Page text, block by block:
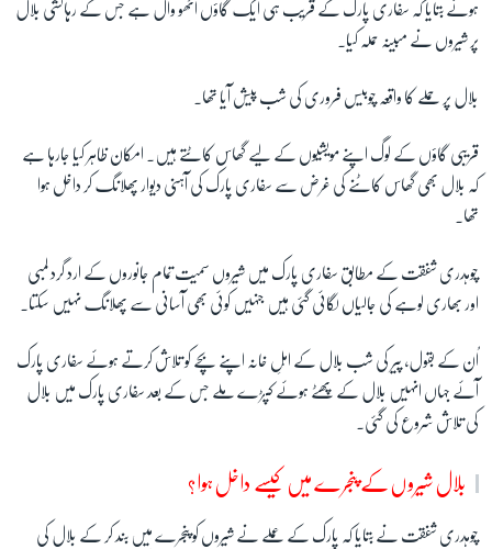
ہوئے بتایا کہ سفاری پارک کے قریب ہی ایک گاؤں اَٹھو وال ہے جس کے رہائشی بلال
پر شیروں نے مبینہ حملہ کیا۔
بلال پر حملے کا واقعہ چوبیس فروری کی شب پیش آیا تھا۔
قریبی گاؤں کے لوگ اپنے مویشیوں کے لیے گھاس کاٹتے ہیں۔ امکان ظاہر کیا جارہا ہے
کہ بلال بھی گھاس کاٹنے کی غرض سے سفاری پارک کی آہنی دیوار پھلانگ کر داخل ہوا
تھا۔
چوہدری شفقت کے مطابق سفاری پارک میں شیروں سمیت تمام جانوروں کے ارد گرد لمبی
اور بھاری لوہے کی جالیاں لگائی گئی ہیں جنہیں کوئی بھی آسانی سے پھلانگ نہیں سکتا۔
اُن کے بقول، پیر کی شب بلال کے اہلِ خانہ اپنے بچے کو تلاش کرتے ہوئے سفاری پارک
آئے جہاں انہیں بلال کے پھٹے ہوئے کپڑے ملے جس کے بعد سفاری پارک میں بلال
کی تلاش شروع کی گئی۔
بلال شیروں کے پنجرے میں کیسے داخل ہوا؟
چوہدری شفقت نے بتایا کہ پارک کے عملے نے شیروں کو پنجرے میں بند کر کے بلال کی